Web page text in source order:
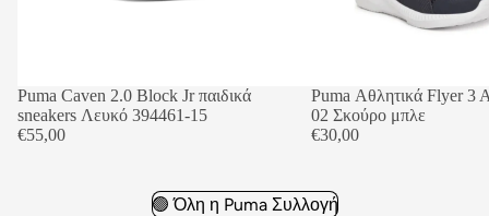
Puma Caven 2.0 Block Jr παιδικά
sneakers Λευκό 394461-15
€55,00
Puma Αθλητικά Flyer 3
02 Σκούρο μπλε
€30,00
🟢 Όλη η Puma Συλλογή